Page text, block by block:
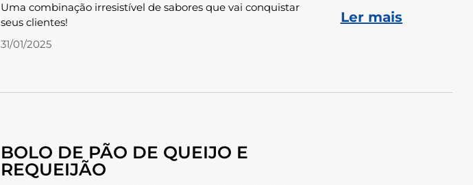
Uma combinação irresistível de sabores que vai conquistar
seus clientes!
31/01/2025
Ler mais
BOLO DE PÃO DE QUEIJO E
REQUEIJÃO